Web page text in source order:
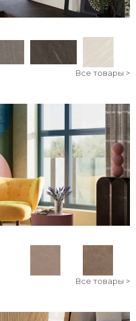
Все товары >
Все товары >